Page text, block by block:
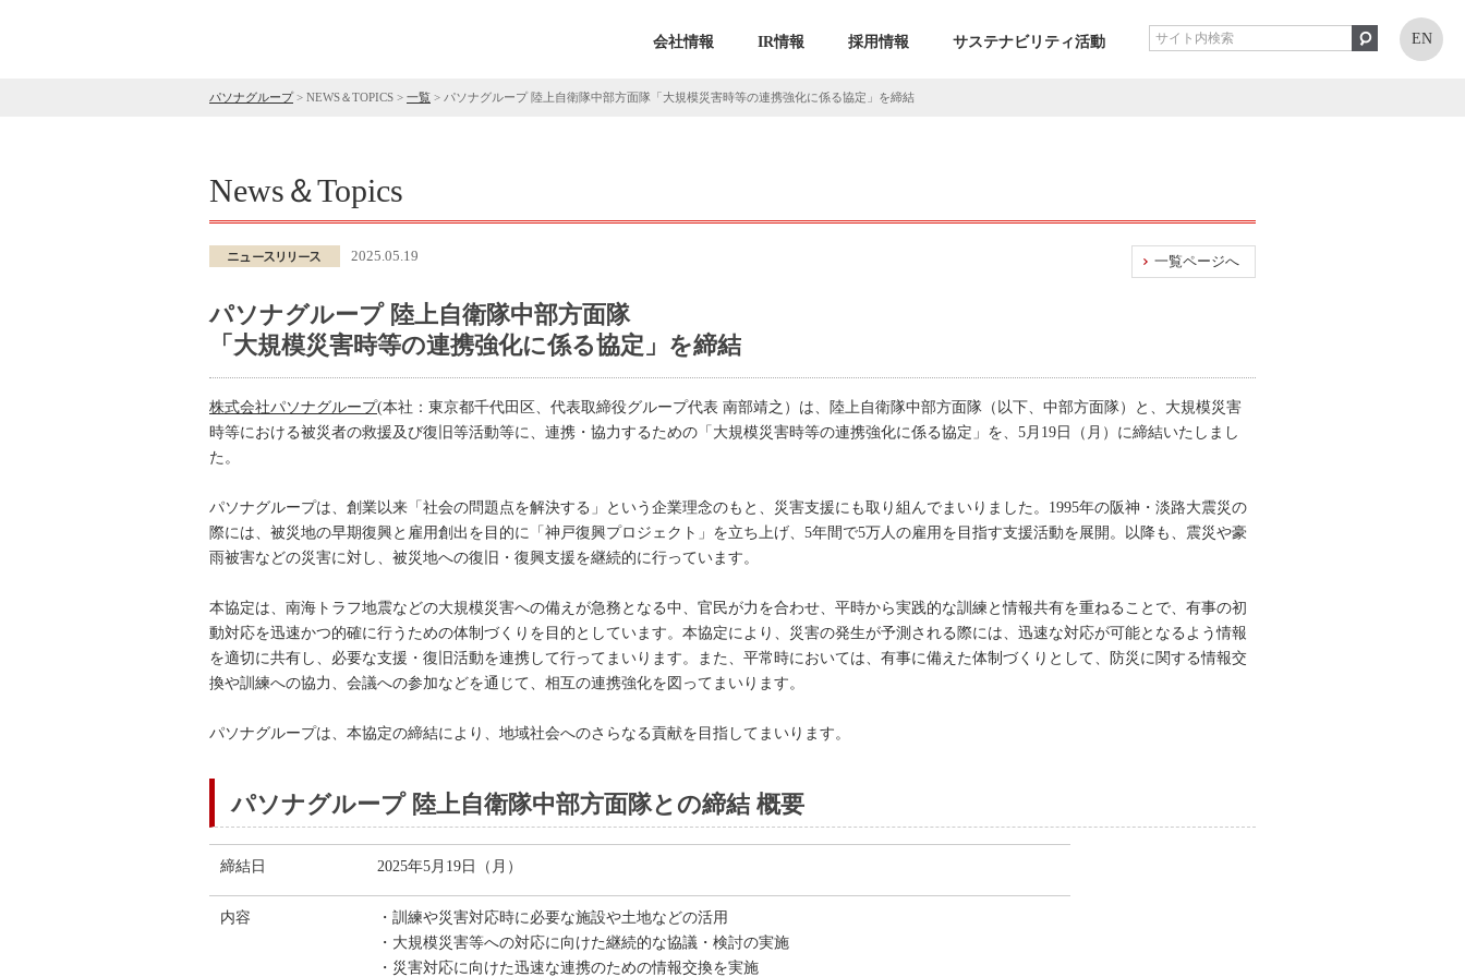
会社情報 IR情報 採用情報 サステナビリティ活動 EN
パソナグループ> NEWS＆TOPICS > 一覧 > パソナグループ 陸上自衛隊中部方面隊「大規模災害時等の連携強化に係る協定」を締結
News＆Topics
一覧ページへ
2025.05.19
パソナグループ 陸上自衛隊中部方面隊
「大規模災害時等の連携強化に係る協定」を締結
株式会社パソナグループ(本社：東京都千代田区、代表取締役グループ代表 南部靖之）は、陸上自衛隊中部方面隊（以下、中部方面隊）と、大規模災害
時等における被災者の救援及び復旧等活動等に、連携・協力するための「大規模災害時等の連携強化に係る協定」を、5月19日（月）に締結いたしまし
た。
パソナグループは、創業以来「社会の問題点を解決する」という企業理念のもと、災害支援にも取り組んでまいりました。1995年の阪神・淡路大震災の
際には、被災地の早期復興と雇用創出を目的に「神戸復興プロジェクト」を立ち上げ、5年間で5万人の雇用を目指す支援活動を展開。以降も、震災や豪
雨被害などの災害に対し、被災地への復旧・復興支援を継続的に行っています。
本協定は、南海トラフ地震などの大規模災害への備えが急務となる中、官民が力を合わせ、平時から実践的な訓練と情報共有を重ねることで、有事の初
動対応を迅速かつ的確に行うための体制づくりを目的としています。本協定により、災害の発生が予測される際には、迅速な対応が可能となるよう情報
を適切に共有し、必要な支援・復旧活動を連携して行ってまいります。また、平常時においては、有事に備えた体制づくりとして、防災に関する情報交
換や訓練への協力、会議への参加などを通じて、相互の連携強化を図ってまいります。
パソナグループは、本協定の締結により、地域社会へのさらなる貢献を目指してまいります。
パソナグループ 陸上自衛隊中部方面隊との締結 概要
締結日 2025年5月19日（月）
内容
・訓練や災害対応時に必要な施設や土地などの活用
・大規模災害等への対応に向けた継続的な協議・検討の実施
・災害対応に向けた迅速な連携のための情報交換を実施